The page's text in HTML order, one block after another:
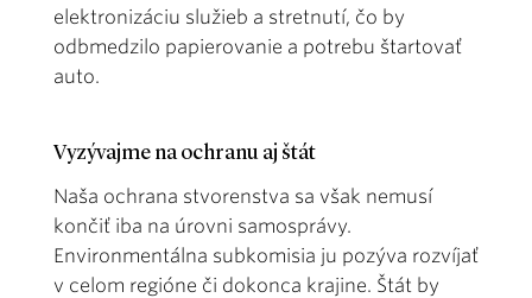
elektronizáciu služieb a stretnutí, čo by
odbmedzilo papierovanie a potrebu štartovať
auto.
Vyzývajme na ochranu aj štát
Naša ochrana stvorenstva sa však nemusí
končiť iba na úrovni samosprávy.
Environmentálna subkomisia ju pozýva rozvíjať
v celom regióne či dokonca krajine. Štát by